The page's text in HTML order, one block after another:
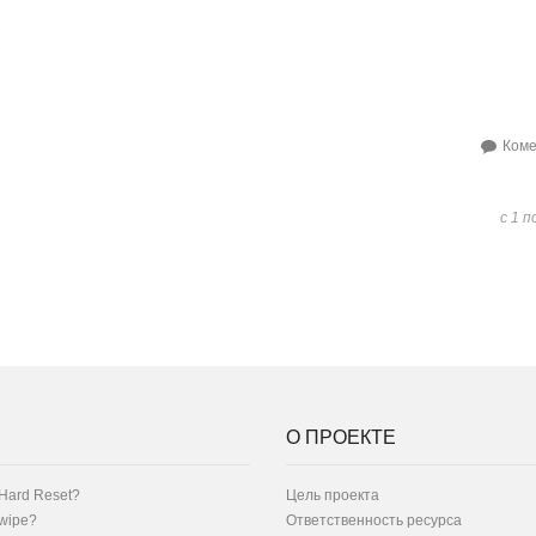
с 1
Reset?
О ПРОЕКТЕ
Цель проекта
Ответственность ресурса